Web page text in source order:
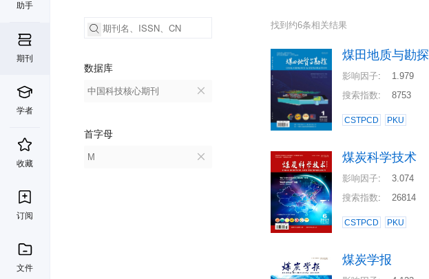
助手
期刊
学者
收藏
订阅
文件
数据库
中国科技核心期刊
首字母
M
找到约6条相关结果
煤田地质与勘探
影响因子: 1.979
搜索指数: 8753
CSTPCD PKU
煤炭科学技术
影响因子: 3.074
搜索指数: 26814
CSTPCD PKU
煤炭学报